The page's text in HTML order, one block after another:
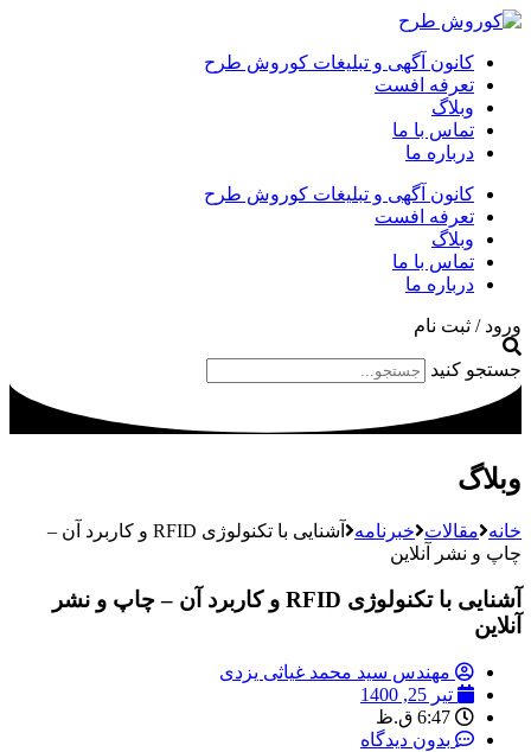
کانون آگهی و تبلیغات کوروش طرح
تعرفه افست
وبلاگ
تماس با ما
درباره ما
کانون آگهی و تبلیغات کوروش طرح
تعرفه افست
وبلاگ
تماس با ما
درباره ما
ورود / ثبت نام
جستجو کنید
وبلاگ
خانه مقالات خبرنامه
آشنایی با تکنولوژی RFID و کاربرد آن –
چاپ و نشر آنلاین
آشنایی با تکنولوژی RFID و کاربرد آن – چاپ و نشر
آنلاین
مهندس سید محمد غیاثی یزدی
تیر 25, 1400
6:47 ق.ظ
بدون دیدگاه